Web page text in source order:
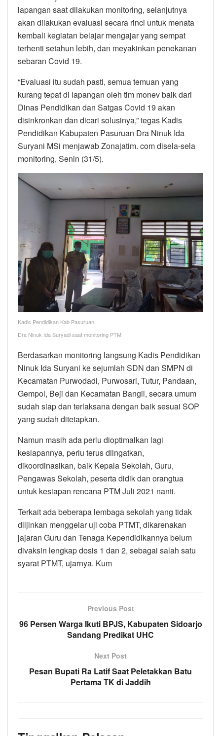
lapangan saat dilakukan monitoring, selanjutnya
akan dilakukan evaluasi secara rinci untuk menata
kembali kegiatan belajar mengajar yang sempat
terhenti setahun lebih, dan meyakinkan penekanan
sebaran Covid 19.
“Evaluasi itu sudah pasti, semua temuan yang
kurang tepat di lapangan oleh tim monev baik dari
Dinas Pendidikan dan Satgas Covid 19 akan
disinkronkan dan dicari solusinya,” tegas Kadis
Pendidikan Kabupaten Pasuruan Dra Ninuk Ida
Suryani MSi menjawab Zonajatim. com disela-sela
monitoring, Senin (31/5).
Kadis Pendidikan Kab Pasuruan
Dra Ninuk Ida Suryadi saat monitoring PTM
Berdasarkan monitoring langsung Kadis Pendidikan
Ninuk Ida Suryani ke sejumlah SDN dan SMPN di
Kecamatan Purwodadi, Purwosari, Tutur, Pandaan,
Gempol, Beji dan Kecamatan Bangil, secara umum
sudah siap dan terlaksana dengan baik sesuai SOP
yang sudah ditetapkan.
Namun masih ada perlu dioptimalkan lagi
kesiapannya, perlu terus diingatkan,
dikoordinasikan, baik Kepala Sekolah, Guru,
Pengawas Sekolah, peserta didik dan orangtua
untuk kesiapan rencana PTM Juli 2021 nanti.
Terkait ada beberapa lembaga sekolah yang tidak
diijinkan menggelar uji coba PTMT, dikarenakan
jajaran Guru dan Tenaga Kependidikannya belum
divaksin lengkap dosis 1 dan 2, sebagai salah satu
syarat PTMT, ujarnya. Kum
Previous Post
96 Persen Warga Ikuti BPJS, Kabupaten Sidoarjo
Sandang Predikat UHC
Next Post
Pesan Bupati Ra Latif Saat Peletakkan Batu
Pertama TK di Jaddih